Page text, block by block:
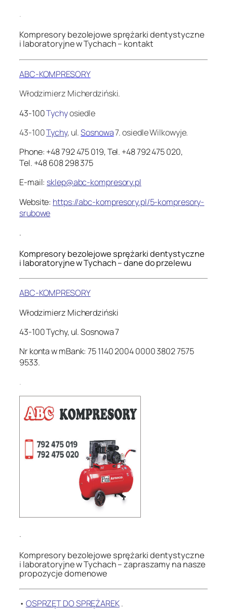
.
Kompresory bezolejowe sprężarki dentystyczne
i laboratoryjne w Tychach – kontakt
ABC-KOMPRESORY
Włodzimierz Micherdziński.
43-100Tychyosiedle
43-100Tychy, ul.Sosnowa7. osiedle Wilkowyje.
Phone: +48 792 475 019,Tel. +48 792 475 020,
Tel. +48 608 298 375
E-mail: sklep@abc-kompresory.pl
Website: https://abc-kompresory.pl/5-kompresory-
srubowe
.
Kompresory bezolejowe sprężarki dentystyczne
i laboratoryjne w Tychach – dane do przelewu
ABC-KOMPRESORY
Włodzimierz Micherdziński
43-100 Tychy, ul. Sosnowa 7
Nr konta w mBank: 75 1140 2004 0000 3802 7575
9533.
.
.
Kompresory bezolejowe sprężarki dentystyczne
i laboratoryjne w Tychach – zapraszamy na nasze
propozycje domenowe
• OSPRZĘT DO SPRĘŻAREK.